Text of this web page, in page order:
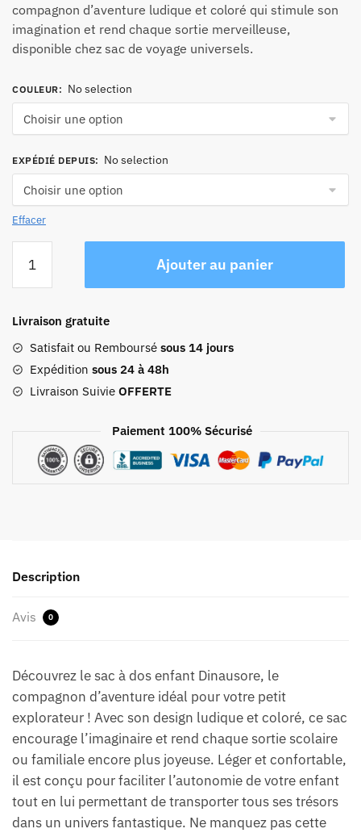
compagnon d’aventure ludique et coloré qui stimule son
imagination et rend chaque sortie merveilleuse,
disponible chez sac de voyage universels.
COULEUR: No selection
EXPÉDIÉ DEPUIS: No selection
Effacer
Sac
Dos
Enfant
Dinausore
Ajouter au panier
Livraison gratuite
Satisfait ou Remboursé sous 14 jours
Expédition sous 24 à 48h
Livraison Suivie OFFERTE
Paiement 100% Sécurisé
Description
Avis 0
Découvrez le sac à dos enfant Dinausore, le
compagnon d’aventure idéal pour votre petit
explorateur ! Avec son design ludique et coloré, ce sac
encourage l’imaginaire et rend chaque sortie scolaire
ou familiale encore plus joyeuse. Léger et confortable,
il est conçu pour faciliter l’autonomie de votre enfant
tout en lui permettant de transporter tous ses trésors
dans un univers fantastique. Ne manquez pas cette